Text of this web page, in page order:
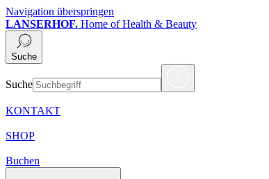
Navigation überspringen
LANSERHOF. Home of Health & Beauty
Suche
Suche
KONTAKT
SHOP
Buchen